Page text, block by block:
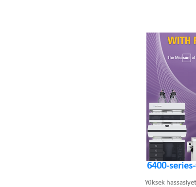
6400-
Yüksek